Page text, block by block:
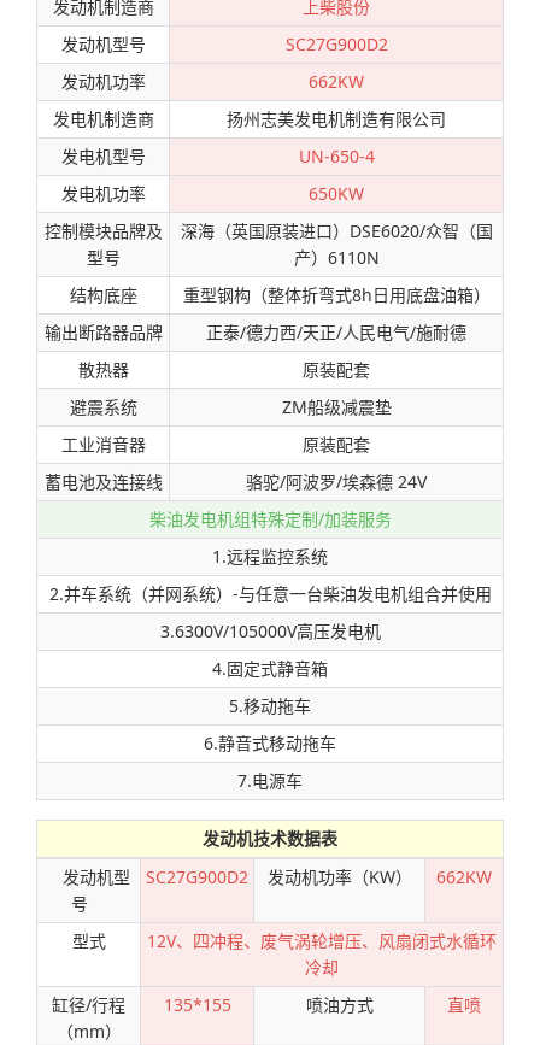
发动机制造商
上柴股份
发动机型号
SC27G900D2
发动机功率
662KW
发电机制造商
扬州志美发电机制造有限公司
发电机型号
UN-650-4
发电机功率
650KW
控制模块品牌及
型号
深海（英国原装进口）DSE6020/众智（国
产）6110N
结构底座
重型钢构（整体折弯式8h日用底盘油箱）
输出断路器品牌
正泰/德力西/天正/人民电气/施耐德
散热器
原装配套
避震系统
ZM船级减震垫
工业消音器
原装配套
蓄电池及连接线
骆驼/阿波罗/埃森德 24V
柴油发电机组特殊定制/加装服务
1.远程监控系统
2.并车系统（并网系统）-与任意一台柴油发电机组合并使用
3.6300V/105000V高压发电机
4.固定式静音箱
5.移动拖车
6.静音式移动拖车
7.电源车
发动机技术数据表
发动机型
号
SC27G900D2 发动机功率（KW） 662KW
型式
12V、四冲程、废气涡轮增压、风扇闭式水循环
冷却
缸径/行程
（mm）
135*155 喷油方式 直喷